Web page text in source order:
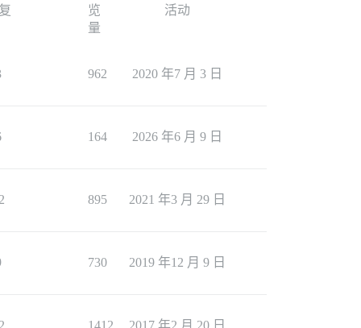
览
量
活动
962 2020 年7 月 3 日
164 2026 年6 月 9 日
895 2021 年3 月 29 日
730 2019 年12 月 9 日
1412 2017 年2 月 20 日